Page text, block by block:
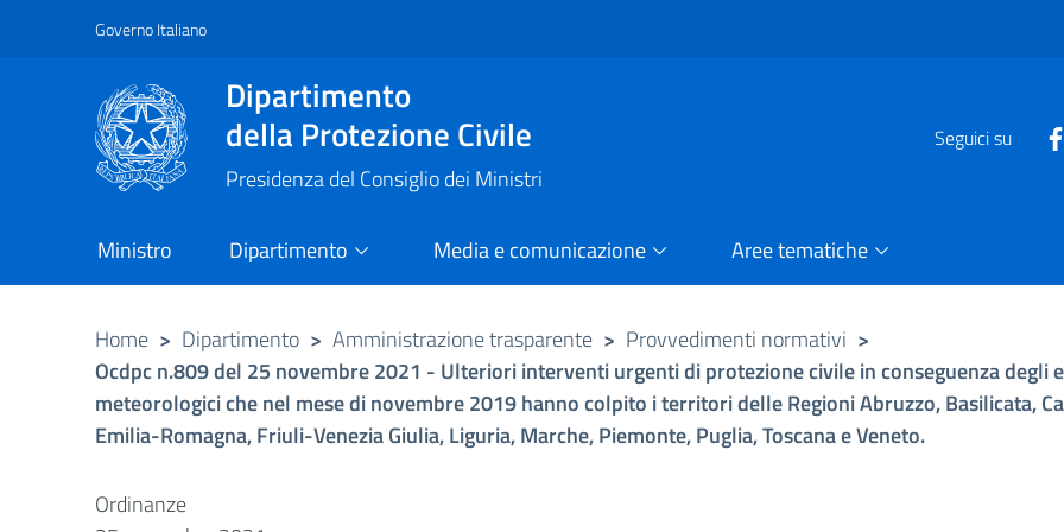
Vai al contenuto principale
Raggiungi il piè di pagina
Governo Italiano
Dipartimento
della Protezione Civile
Presidenza del Consiglio dei Ministri
Seguici su
Ministro Dipartimento Media e comunicazione Aree tematiche
Home > Dipartimento > Amministrazione trasparente > Provvedimenti normativi >
Ocdpc n.809 del 25 novembre 2021 - Ulteriori interventi urgenti di protezione civile in conseguenza degli
meteorologici che nel mese di novembre 2019 hanno colpito i territori delle Regioni Abruzzo, Basilicata,
Emilia-Romagna, Friuli-Venezia Giulia, Liguria, Marche, Piemonte, Puglia, Toscana e Veneto.
Ordinanze